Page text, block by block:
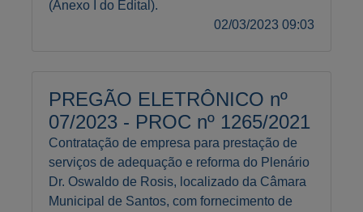
(Anexo I do Edital).
02/03/2023 09:03
PREGÃO ELETRÔNICO nº
07/2023 - PROC nº 1265/2021
Contratação de empresa para prestação de
serviços de adequação e reforma do Plenário
Dr. Oswaldo de Rosis, localizado da Câmara
Municipal de Santos, com fornecimento de